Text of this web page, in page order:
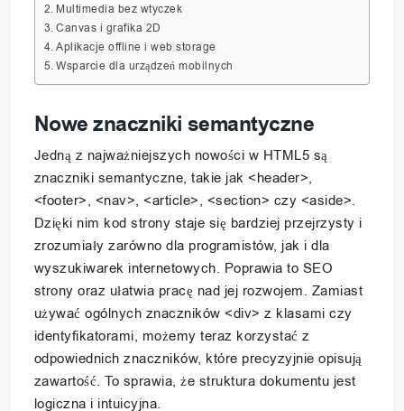
Multimedia bez wtyczek
Canvas i grafika 2D
Aplikacje offline i web storage
Wsparcie dla urządzeń mobilnych
Nowe znaczniki semantyczne
Jedną z najważniejszych nowości w HTML5 są
znaczniki semantyczne, takie jak <header>,
<footer>, <nav>, <article>, <section> czy <aside>.
Dzięki nim kod strony staje się bardziej przejrzysty i
zrozumiały zarówno dla programistów, jak i dla
wyszukiwarek internetowych. Poprawia to SEO
strony oraz ułatwia pracę nad jej rozwojem. Zamiast
używać ogólnych znaczników <div> z klasami czy
identyfikatorami, możemy teraz korzystać z
odpowiednich znaczników, które precyzyjnie opisują
zawartość. To sprawia, że struktura dokumentu jest
logiczna i intuicyjna.